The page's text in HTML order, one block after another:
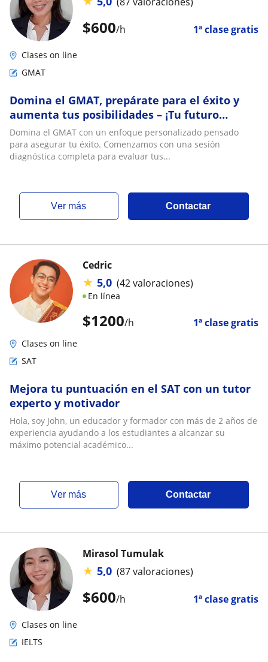
$600/h 1ª clase gratis
Clases on line
GMAT
Domina el GMAT, prepárate para el éxito y
aumenta tus posibilidades – ¡Tu futuro
comienza aquí!
Domina el GMAT con un enfoque personalizado pensado
para asegurar tu éxito. Comenzamos con una sesión
diagnóstica completa para evaluar tus...
ver más Contactar
$1200/h 1ª clase gratis
Cedric
★ 5,0 (42 valoraciones)
En línea
Clases on line
SAT
Mejora tu puntuación en el SAT con un tutor
experto y motivador
Hola, soy John, un educador y formador con más de 2 años de
experiencia ayudando a los estudiantes a alcanzar su
máximo potencial académico...
ver más Contactar
$600/h 1ª clase gratis
Mirasol Tumulak
★ 5,0 (87 valoraciones)
Clases on line
IELTS